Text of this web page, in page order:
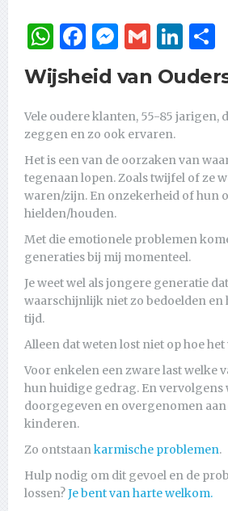
WhatsApp
Facebook
Gmail
Wijsheid van
Vele oudere klanten, 55-85 jarigen,
zeggen en zo ook ervaren.
Het is een van de oorzaken van
tegenaan lopen. Zoals twijfel of ze
waren/zijn. En onzekerheid of hun
hielden/houden.
Met die emotionele problemen
generaties bij mij momenteel.
Je weet wel als jongere generatie
waarschijnlijk niet zo bedoelden en
tijd.
Alleen dat weten lost niet op hoe het
Voor enkelen een zware last welke
hun huidige gedrag. En vervolgens
doorgegeven en overgenomen
kinderen.
Zo ontstaankarmische problemen.
Hulp nodig om dit gevoel en de
lossen?Je bent van harte welkom.